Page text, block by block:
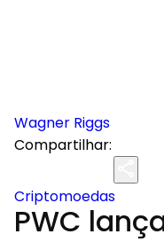
Wagner Riggs
Compartilhar:
Criptomoedas
PWC